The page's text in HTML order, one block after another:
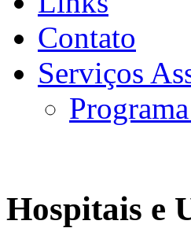
Contato
Serviços
Hospitais e